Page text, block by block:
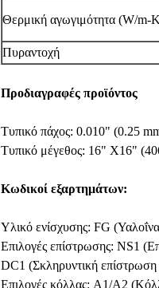
Θερμική αγωγιμότητα (W/m-
Πυραντοχή
Προδιαγραφές προϊόντος
Τυπικό πάχος: 0.010" (0.25
Τυπικό μέγεθος: 16" X16"
Κωδικοί εξαρτημάτων:
Υλικό ενίσχυσης: FG
Επιλογές επίστρωσης: NS1
DC1 (Σκληρυντική
Επιλογές κόλλας: A1/A2